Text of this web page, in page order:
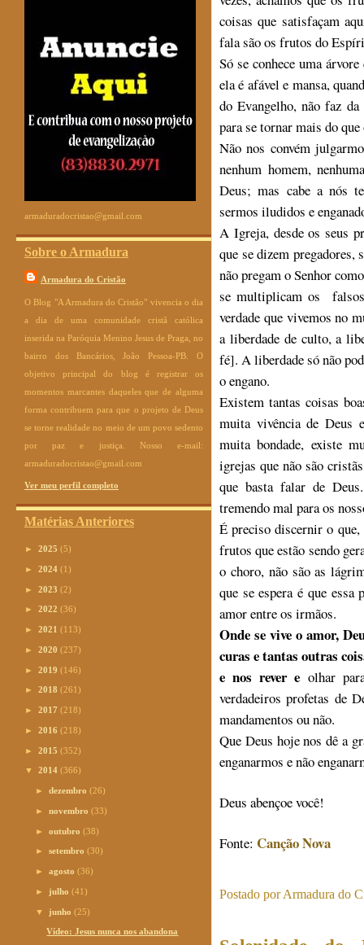
armaduradocristao@gmail.com
Sobre o Armadura
Armadura do Cristão
O Blog "A Armadura do Cristão" vivencia o dia
a dia de uma comunidade cristã católica
inserida na Paróquia Menino Jesus de Praga, no
bairro dos Bancários, João Pessoa-PB. O
objetivo principal do blog é registrar os
momentos marcantes daqueles que de alguma
forma contribuem para que o projeto de Deus
se torne realidade no meio de um povo sedento
por paz e justiça. Nosso e-mail:
armaduradocristao@gmail.com
Ver meu perfil completo
Matérias Anteriores
► 2025 (5)
► 2024 (1)
► 2023 (2)
► 2022 (36)
► 2021 (113)
► 2020 (237)
► 2019 (146)
► 2018 (261)
► 2017 (218)
► 2016 (218)
► 2015 (352)
▼ 2014 (366)
►dezembro(26)
►novembro(33)
►outubro(38)
►setembro(30)
►agosto(36)
► julho(41)
▼ junho(25)
Vídeo: Jesus nunca nos abandona
coisas que satisfaçam
fala são os frutos do
Só se conhece uma
ela é afável e mansa,
do Evangelho, não faz
para se tornar mais do
Não nos convém
nenhum homem,
Deus; mas cabe a nós
sermos iludidos e
A Igreja, desde os seus
que se dizem pregadores,
não pregam o Senhor
se multiplicam os
verdade que vivemos no
a liberdade de culto, a
fé]. A liberdade só não
o engano.
Existem tantas coisas
muita vivência de Deus
muita bondade, existe
igrejas que não são
que basta falar de
tremendo mal para os
É preciso discernir o
frutos que estão sendo
o choro, não são as
que se espera é que essa
amor entre os irmãos.
Onde se vive o amor,
curas e tantas outras
e nos rever eolhar
verdadeiros profetas de
mandamentos ou não.
Que Deus hoje nos dê a
enganarmos e não
Deus abençoe você!
Fonte: Canção Nova
Postado porArmadura do